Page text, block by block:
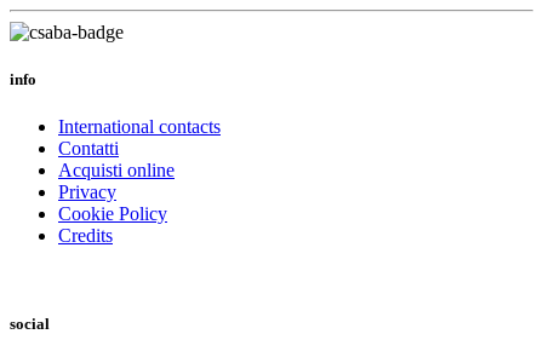
info
International contacts
Contatti
Acquisti online
Privacy
Cookie Policy
Credits
social